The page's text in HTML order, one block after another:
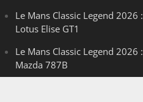
Le Mans Classic Legend 2026 :
Lotus Elise GT1
Le Mans Classic Legend 2026 :
Mazda 787B